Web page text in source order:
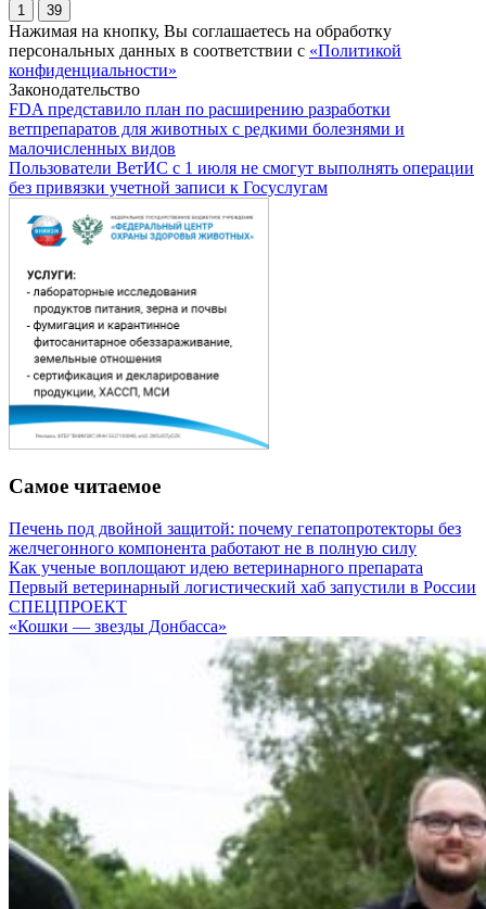
1 39
Нажимая на кнопку, Вы соглашаетесь на обработку
персональных данных в соответствии с «Политикой
конфиденциальности»
Законодательство
FDA представило план по расширению разработки
ветпрепаратов для животных с редкими болезнями и
малочисленных видов
Пользователи ВетИС с 1 июля не смогут выполнять операции
без привязки учетной записи к Госуслугам
Самое читаемое
Печень под двойной защитой: почему гепатопротекторы без
желчегонного компонента работают не в полную силу
Как ученые воплощают идею ветеринарного препарата
Первый ветеринарный логистический хаб запустили в России
СПЕЦПРОЕКТ
«Кошки — звезды Донбасса»